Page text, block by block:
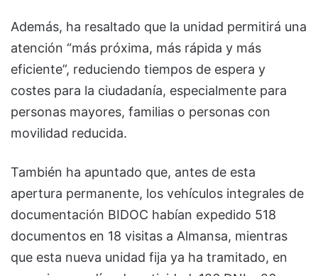
Además, ha resaltado que la unidad permitirá una
atención “más próxima, más rápida y más
eficiente”, reduciendo tiempos de espera y
costes para la ciudadanía, especialmente para
personas mayores, familias o personas con
movilidad reducida.
También ha apuntado que, antes de esta
apertura permanente, los vehículos integrales de
documentación BIDOC habían expedido 518
documentos en 18 visitas a Almansa, mientras
que esta nueva unidad fija ya ha tramitado, en